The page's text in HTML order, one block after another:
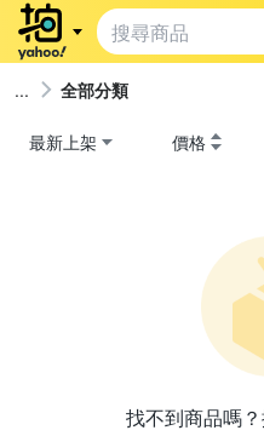
全部分類
最新上架 價格
找不到商品嗎